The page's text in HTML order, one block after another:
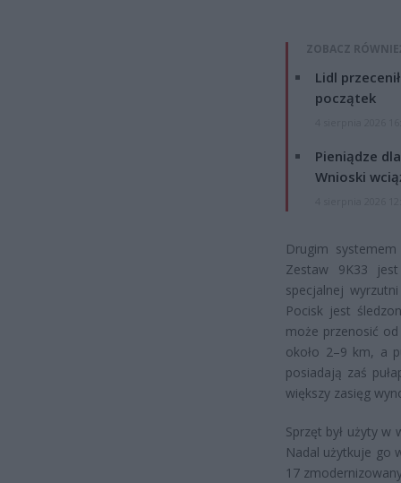
ZOBACZ
Lidl
początek
Pieniądze
Wnioski
Drugim
Zestaw 9K33
specjalnej
Pocisk jest
może przenosić
około 2–9 km, a
posiadają zaś
większy zasięg
Sprzęt był użyty w
Nadal użytkuje go
17